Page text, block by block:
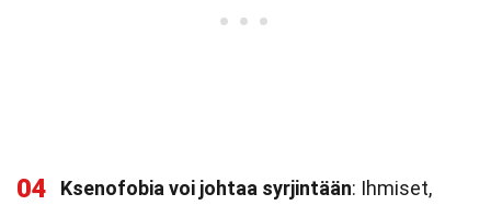
04 Ksenofobia voi johtaa syrjintään: Ihmiset,